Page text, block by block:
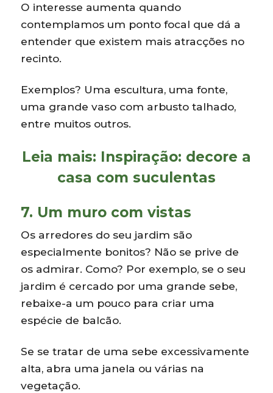
O interesse aumenta quando
contemplamos um ponto focal que dá a
entender que existem mais atracções no
recinto.
Exemplos? Uma escultura, uma fonte,
uma grande vaso com arbusto talhado,
entre muitos outros.
Leia mais: Inspiração: decore a
casa com suculentas
7. Um muro com vistas
Os arredores do seu jardim são
especialmente bonitos? Não se prive de
os admirar. Como? Por exemplo, se o seu
jardim é cercado por uma grande sebe,
rebaixe-a um pouco para criar uma
espécie de balcão.
Se se tratar de uma sebe excessivamente
alta, abra uma janela ou várias na
vegetação.